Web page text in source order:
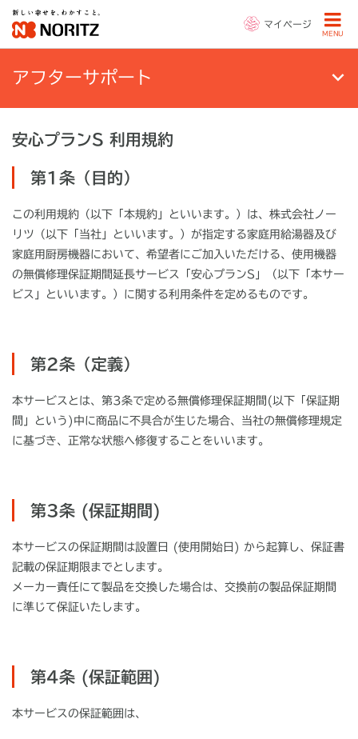
マイページ
MENU
アフターサポート
安心プランS 利用規約
第1条（目的）
この利用規約（以下「本規約」といいます。）は、株式会社ノー
リツ（以下「当社」といいます。）が指定する家庭用給湯器及び
家庭用厨房機器において、希望者にご加入いただける、使用機器
の無償修理保証期間延長サービス「安心プランS」（以下「本サー
ビス」といいます。）に関する利用条件を定めるものです。
第2条（定義）
本サービスとは、第3条で定める無償修理保証期間(以下「保証期
間」という)中に商品に不具合が生じた場合、当社の無償修理規定
に基づき、正常な状態へ修復することをいいます。
第3条 (保証期間)
本サービスの保証期間は設置日 (使用開始日) から起算し、保証書
記載の保証期限までとします。
メーカー責任にて製品を交換した場合は、交換前の製品保証期間
に準じて保証いたします。
第4条 (保証範囲)
本サービスの保証範囲は、